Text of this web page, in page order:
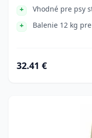
Vhodné pre psy
Balenie 12 kg
32.41 €